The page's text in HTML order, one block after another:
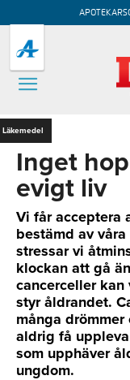
Läkemedel
Inget
evigt liv
Vi får acceptera
bestämd av
stressar vi
klockan att gå
cancerceller kan
styr åldrandet.
många
aldrig få
som upphäver
ungdom.